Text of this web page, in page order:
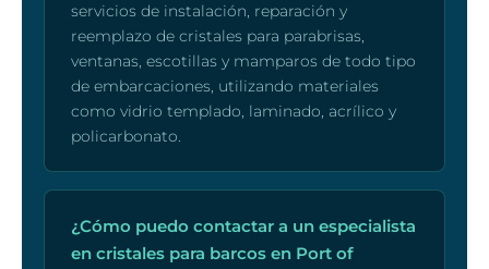
servicios de instalación, reparación y
reemplazo de cristales para parabrisas,
ventanas, escotillas y mamparos de todo tipo
de embarcaciones, utilizando materiales
como vidrio templado, laminado, acrílico y
policarbonato.
¿Cómo puedo contactar a un especialista
en cristales para barcos en Port of